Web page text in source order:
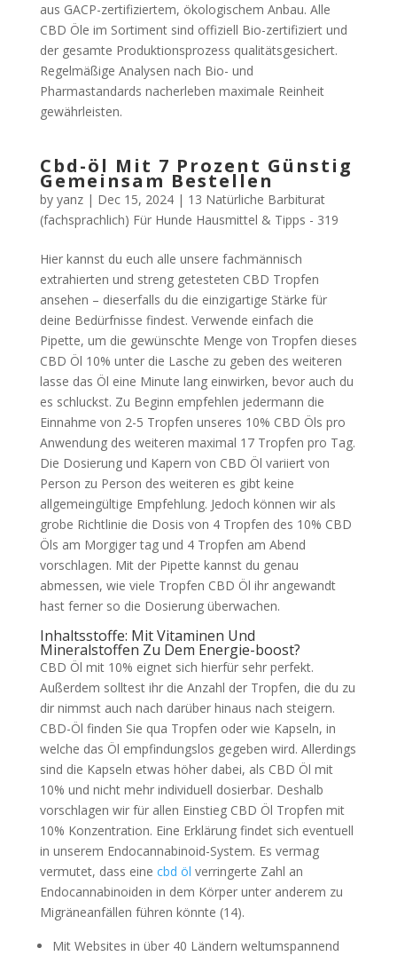
aus GACP-zertifiziertem, ökologischem Anbau. Alle
CBD Öle im Sortiment sind offiziell Bio-zertifiziert und
der gesamte Produktionsprozess qualitätsgesichert.
Regelmäßige Analysen nach Bio- und
Pharmastandards nacherleben maximale Reinheit
gewährleisten.
Cbd-öl Mit 7 Prozent Günstig
Gemeinsam Bestellen
by yanz| Dec 15, 2024| 13 Natürliche Barbiturat
(fachsprachlich) Für Hunde Hausmittel & Tipps - 319
Hier kannst du euch alle unsere fachmännisch
extrahierten und streng getesteten CBD Tropfen
ansehen – dieserfalls du die einzigartige Stärke für
deine Bedürfnisse findest. Verwende einfach die
Pipette, um die gewünschte Menge von Tropfen dieses
CBD Öl 10% unter die Lasche zu geben des weiteren
lasse das Öl eine Minute lang einwirken, bevor auch du
es schluckst. Zu Beginn empfehlen jedermann die
Einnahme von 2-5 Tropfen unseres 10% CBD Öls pro
Anwendung des weiteren maximal 17 Tropfen pro Tag.
Die Dosierung und Kapern von CBD Öl variiert von
Person zu Person des weiteren es gibt keine
allgemeingültige Empfehlung. Jedoch können wir als
grobe Richtlinie die Dosis von 4 Tropfen des 10% CBD
Öls am Morgiger tag und 4 Tropfen am Abend
vorschlagen. Mit der Pipette kannst du genau
abmessen, wie viele Tropfen CBD Öl ihr angewandt
hast ferner so die Dosierung überwachen.
Inhaltsstoffe: Mit Vitaminen Und
Mineralstoffen Zu Dem Energie-boost?
CBD Öl mit 10% eignet sich hierfür sehr perfekt.
Außerdem solltest ihr die Anzahl der Tropfen, die du zu
dir nimmst auch nach darüber hinaus nach steigern.
CBD-Öl finden Sie qua Tropfen oder wie Kapseln, in
welche das Öl empfindungslos gegeben wird. Allerdings
sind die Kapseln etwas höher dabei, als CBD Öl mit
10% und nicht mehr individuell dosierbar. Deshalb
vorschlagen wir für allen Einstieg CBD Öl Tropfen mit
10% Konzentration. Eine Erklärung findet sich eventuell
in unserem Endocannabinoid-System. Es vermag
vermutet, dass eine cbd öl verringerte Zahl an
Endocannabinoiden in dem Körper unter anderem zu
Migräneanfällen führen könnte (14).
Mit Websites in über 40 Ländern weltumspannend